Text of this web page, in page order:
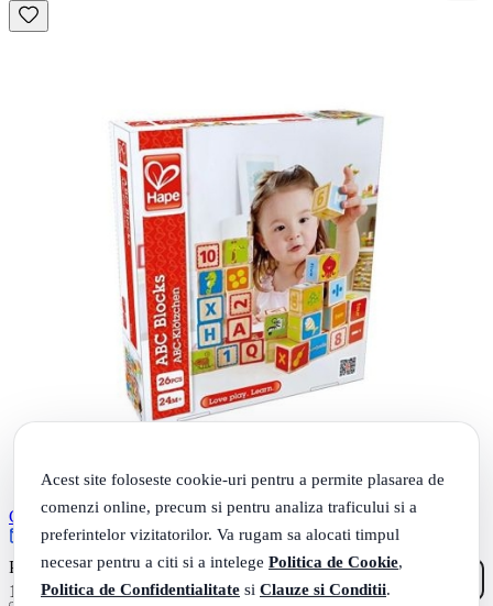
Acest site foloseste cookie-uri pentru a permite plasarea de
comenzi online, precum si pentru analiza traficului si a
preferintelor vizitatorilor. Va rugam sa alocati timpul
necesar pentru a citi si a intelege Politica de Cookie,
Politica de Confidentialitate si Clauze si Conditii.
Cuburi ABC, HAPE
Rate 0% dobanda cu TBI
PRP: 123.81 Lei
110
49Lei